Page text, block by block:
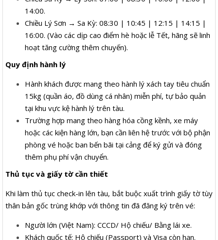
14:00.
Chiều Lý Sơn → Sa Kỳ: 08:30 | 10:45 | 12:15 | 14:15 |
16:00. (Vào các dịp cao điểm hè hoặc lễ Tết, hãng sẽ linh
hoạt tăng cường thêm chuyến).
Quy định hành lý
Hành khách được mang theo hành lý xách tay tiêu chuẩn
15kg (quần áo, đồ dùng cá nhân) miễn phí, tự bảo quản
tại khu vực kệ hành lý trên tàu.
Trường hợp mang theo hàng hóa cồng kềnh, xe máy
hoặc các kiện hàng lớn, bạn cần liên hệ trước với bộ phận
phòng vé hoặc ban bến bãi tại cảng để ký gửi và đóng
thêm phụ phí vận chuyển.
Thủ tục và giấy tờ cần thiết
Khi làm thủ tục check-in lên tàu, bắt buộc xuất trình giấy tờ tùy
thân bản gốc trùng khớp với thông tin đã đăng ký trên vé:
Người lớn (Việt Nam): CCCD/ Hộ chiếu/ Bằng lái xe.
Khách quốc tế: Hộ chiếu (Passport) và Visa còn hạn.